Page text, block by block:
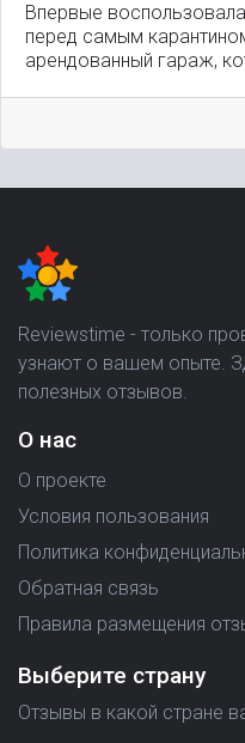
Впервые
перед самым
арендованный гараж,
Reviewstime - только
узнают о вашем опыте.
полезных отзывов.
О нас
О проекте
Условия пользования
Политика
Обратная связь
Правила размещения
Выберите страну
Отзывы в какой стране